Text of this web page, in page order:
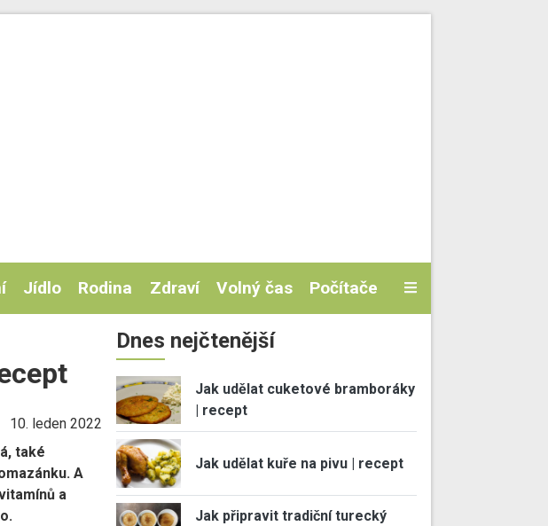
Jídlo Rodina Zdraví Volný čas Počítače
10. leden 2022
také
A
a
Dnes nejčtenější
Jak udělat cuketové bramboráky
| recept
Jak udělat kuře na pivu | recept
Jak připravit tradiční turecký